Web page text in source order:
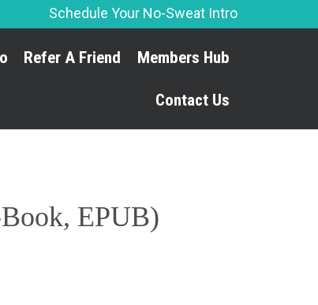
Schedule Your No-Sweat Intro
Refer A Friend Members Hub
Contact Us
EPUB)